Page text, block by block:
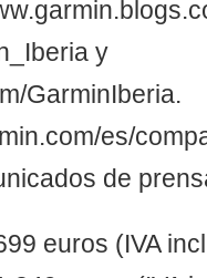
y
GarminIberia.
es/
de
euros (IVA